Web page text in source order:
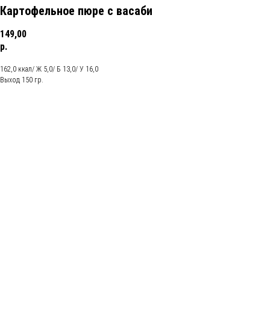
Картофельное пюре с васаби
149,00
р.
162,0 ккал/ Ж 5,0/ Б 13,0/ У 16,0
Выход 150 гр.